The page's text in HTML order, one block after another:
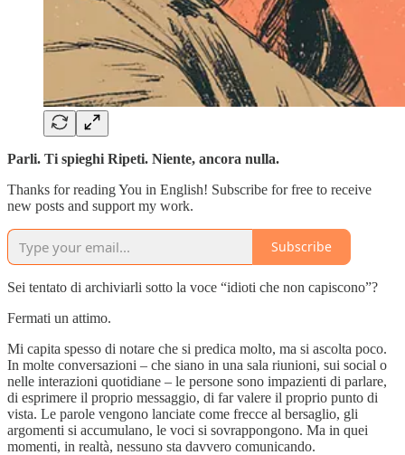
Parli. Ti spieghi Ripeti. Niente, ancora nulla.
Thanks for reading You in English! Subscribe for free to receive
new posts and support my work.
Subscribe
Sei tentato di archiviarli sotto la voce “idioti che non capiscono”?
Fermati un attimo.
Mi capita spesso di notare che si predica molto, ma si ascolta poco.
In molte conversazioni – che siano in una sala riunioni, sui social o
nelle interazioni quotidiane – le persone sono impazienti di parlare,
di esprimere il proprio messaggio, di far valere il proprio punto di
vista. Le parole vengono lanciate come frecce al bersaglio, gli
argomenti si accumulano, le voci si sovrappongono. Ma in quei
momenti, in realtà, nessuno sta davvero comunicando.